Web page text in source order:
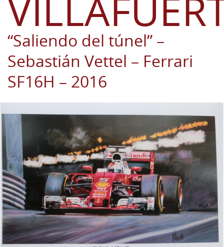
“Saliendo del túnel” –
Sebastián Vettel – Ferrari
SF16H – 2016